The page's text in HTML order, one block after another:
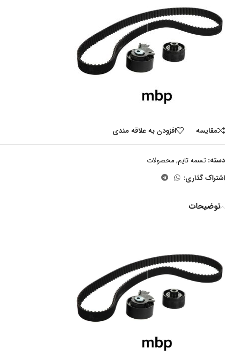
مقايسه افزودن به علاقه مندی
دسته: تسمه تایم,محصولات
اشتراک گذاری:
توضیحات